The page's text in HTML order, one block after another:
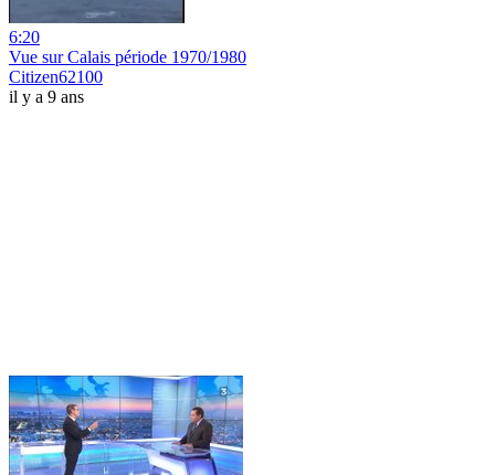
6:20
Vue sur Calais période 1970/1980
Citizen62100
il y a 9 ans